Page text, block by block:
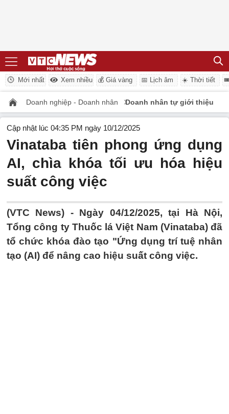
Mới nhất Xem nhiều 💰 Giá vàng 📅 Lịch âm ☀️ Thời tiết
Doanh nghiệp - Doanh nhân Doanh nhân tự giới thiệu
Cập nhật lúc 04:35 PM ngày 10/12/2025
Vinataba tiên phong ứng dụng
AI, chìa khóa tối ưu hóa hiệu
suất công việc
(VTC News) - Ngày 04/12/2025, tại Hà Nội,
Tổng công ty Thuốc lá Việt Nam (Vinataba) đã
tổ chức khóa đào tạo "Ứng dụng trí tuệ nhân
tạo (AI) để nâng cao hiệu suất công việc.